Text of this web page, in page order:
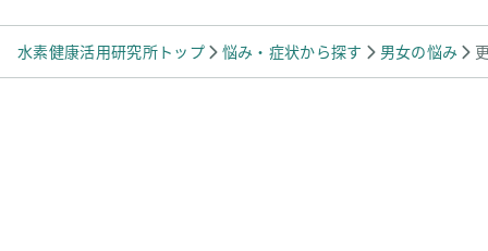
水素健康活用研究所トップ 悩み・症状から探す 男女の悩み